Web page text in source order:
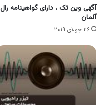
آگهی وین تک ، دارای گواهینامه رال
آلمان
۲۶ جولای ۲۰۱۹